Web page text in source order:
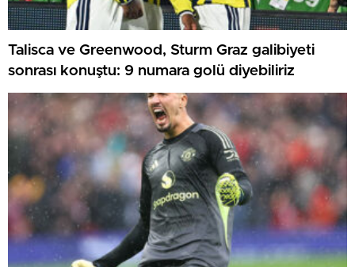
Talisca ve Greenwood, Sturm Graz galibiyeti
sonrası konuştu: 9 numara golü diyebiliriz